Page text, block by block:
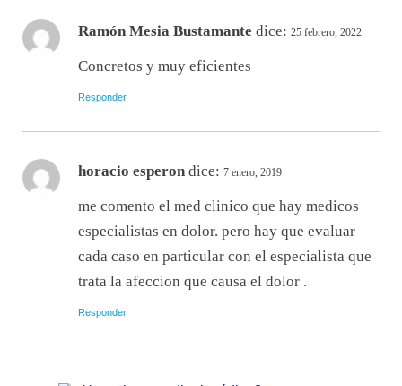
Ramón Mesia Bustamante dice: 25 febrero, 2022
Concretos y muy eficientes
Responder
horacio esperon dice: 7 enero, 2019
me comento el med clinico que hay medicos
especialistas en dolor. pero hay que evaluar
cada caso en particular con el especialista que
trata la afeccion que causa el dolor .
Responder